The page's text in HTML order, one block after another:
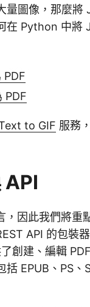
量圖像，那麼將
在 Python 中將
PDF
PDF
to GIF 服務
API
因此我們將重
API 的包裝
創建、編輯
EPUB、PS